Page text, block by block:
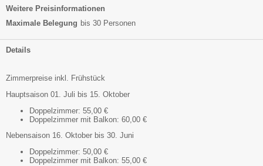
Weitere Preisinformationen
Maximale Belegung bis 30 Personen
Details
Zimmerpreise inkl. Frühstück
Hauptsaison 01. Juli bis 15. Oktober
Doppelzimmer: 55,00 €
Doppelzimmer mit Balkon: 60,00 €
Nebensaison 16. Oktober bis 30. Juni
Doppelzimmer: 50,00 €
Doppelzimmer mit Balkon: 55,00 €